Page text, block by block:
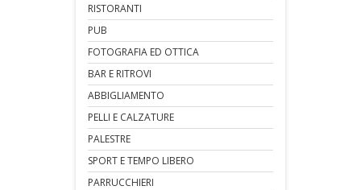
RISTORANTI
PUB
FOTOGRAFIA ED OTTICA
BAR E RITROVI
ABBIGLIAMENTO
PELLI E CALZATURE
PALESTRE
SPORT E TEMPO LIBERO
PARRUCCHIERI